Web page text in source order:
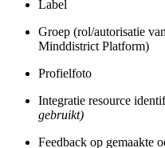
Label
Groep (rol/autorisatie
Minddistrict Platform)
Profielfoto
Integratie resource
gebruikt)
Feedback op gemaakte